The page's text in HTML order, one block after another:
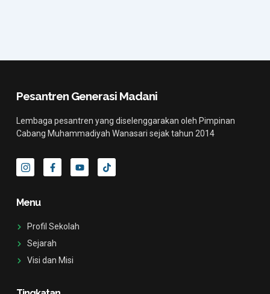
Pesantren Generasi Madani
Lembaga pesantren yang diselenggarakan oleh Pimpinan
Cabang Muhammadiyah Wanasari sejak tahun 2014
I
c
-
i
s
a
-
F
a
k
f
Y
o
T
i
Menu
Profil Sekolah
Sejarah
Visi dan Misi